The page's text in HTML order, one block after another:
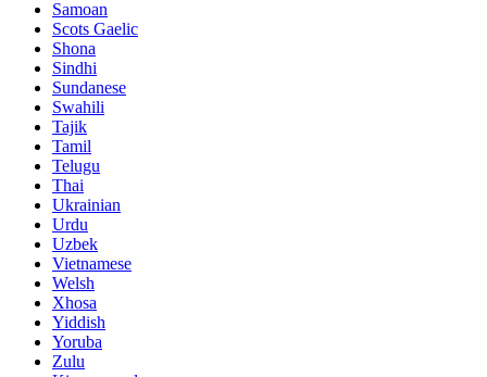
Samoan
Scots Gaelic
Shona
Sindhi
Sundanese
Swahili
Tajik
Tamil
Telugu
Thai
Ukrainian
Urdu
Uzbek
Vietnamese
Welsh
Xhosa
Yiddish
Yoruba
Zulu